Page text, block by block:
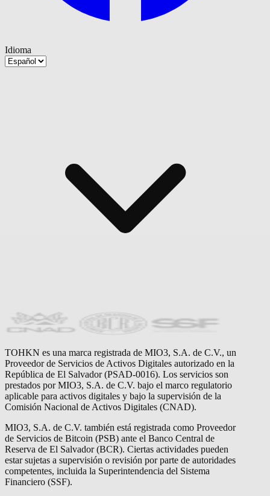
Idioma
TOHKN es una marca registrada de MIO3, S.A. de C.V., un
Proveedor de Servicios de Activos Digitales autorizado en la
República de El Salvador (PSAD-0016). Los servicios son
prestados por MIO3, S.A. de C.V. bajo el marco regulatorio
aplicable para activos digitales y bajo la supervisión de la
Comisión Nacional de Activos Digitales (CNAD).
MIO3, S.A. de C.V. también está registrada como Proveedor
de Servicios de Bitcoin (PSB) ante el Banco Central de
Reserva de El Salvador (BCR). Ciertas actividades pueden
estar sujetas a supervisión o revisión por parte de autoridades
competentes, incluida la Superintendencia del Sistema
Financiero (SSF).